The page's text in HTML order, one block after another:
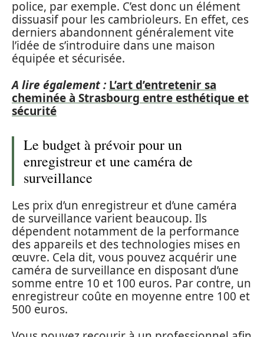
police, par exemple. C’est donc un élément
dissuasif pour les cambrioleurs. En effet, ces
derniers abandonnent généralement vite
l’idée de s’introduire dans une maison
équipée et sécurisée.
A lire également : L’art d’entretenir sa
cheminée à Strasbourg entre esthétique et
sécurité
Le budget à prévoir pour un
enregistreur et une caméra de
surveillance
Les prix d’un enregistreur et d’une caméra
de surveillance varient beaucoup. Ils
dépendent notamment de la performance
des appareils et des technologies mises en
œuvre. Cela dit, vous pouvez acquérir une
caméra de surveillance en disposant d’une
somme entre 10 et 100 euros. Par contre, un
enregistreur coûte en moyenne entre 100 et
500 euros.